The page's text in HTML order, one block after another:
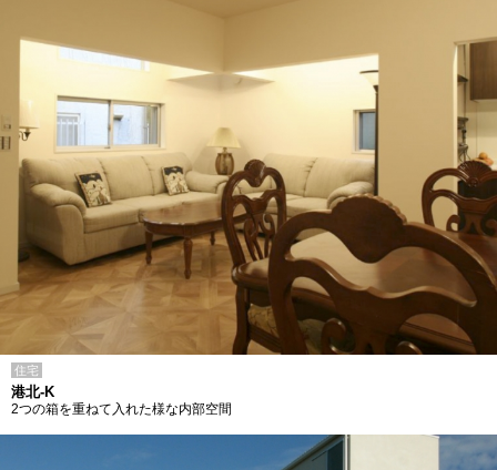
住宅
港北-K
2つの箱を重ねて入れた様な内部空間